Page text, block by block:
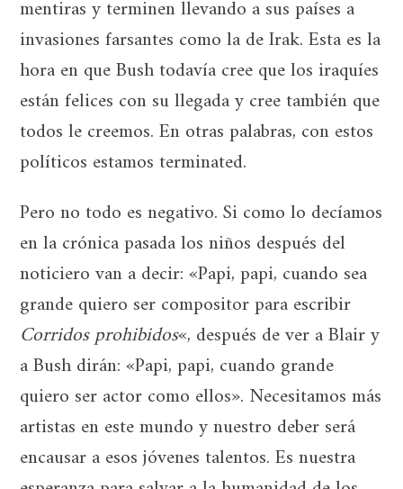
mentiras y terminen llevando a sus países a
invasiones farsantes como la de Irak. Esta es la
hora en que Bush todavía cree que los iraquíes
están felices con su llegada y cree también que
todos le creemos. En otras palabras, con estos
políticos estamos terminated.
Pero no todo es negativo. Si como lo decíamos
en la crónica pasada los niños después del
noticiero van a decir: «Papi, papi, cuando sea
grande quiero ser compositor para escribir
Corridos prohibidos«, después de ver a Blair y
a Bush dirán: «Papi, papi, cuando grande
quiero ser actor como ellos». Necesitamos más
artistas en este mundo y nuestro deber será
encausar a esos jóvenes talentos. Es nuestra